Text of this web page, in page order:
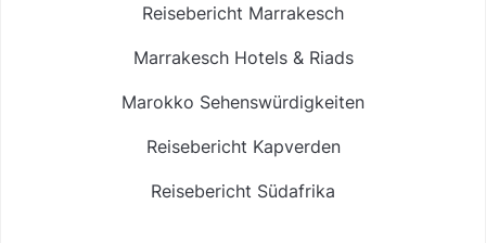
Reisebericht Marrakesch
Marrakesch Hotels & Riads
Marokko Sehenswürdigkeiten
Reisebericht Kapverden
Reisebericht Südafrika